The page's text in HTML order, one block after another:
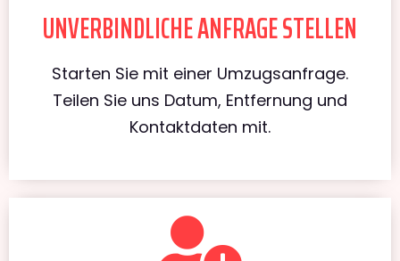
UNVERBINDLICHE ANFRAGE STELLEN
Starten Sie mit einer Umzugsanfrage.
Teilen Sie uns Datum, Entfernung und
Kontaktdaten mit.